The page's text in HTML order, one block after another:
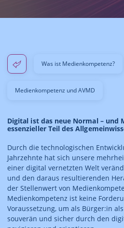
Was ist Medienkompetenz?
Medienkompetenz und AVMD
Digital ist das neue Normal – und
essenzieller Teil des
Durch die technologischen
Jahrzehnte hat sich unsere
einer digital vernetzten Welt
und den daraus resultierenden
der Stellenwert von
Medienkompetenz ist keine
Voraussetzung, um als Bürger:in
souverän und sicher durch den